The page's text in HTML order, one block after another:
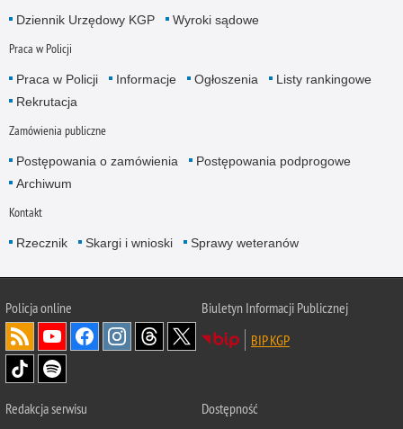
Dziennik Urzędowy KGP Wyroki sądowe
Praca w Policji
Praca w Policji Informacje Ogłoszenia
Listy rankingowe
Rekrutacja
Zamówienia publiczne
Postępowania o zamówienia
Postępowania podprogowe
Archiwum
Kontakt
Rzecznik Skargi i wnioski Sprawy weteranów
Policjaonline
Biuletyn Informacji Publicznej
BIP KGP
Redakcja serwisu Dostępność